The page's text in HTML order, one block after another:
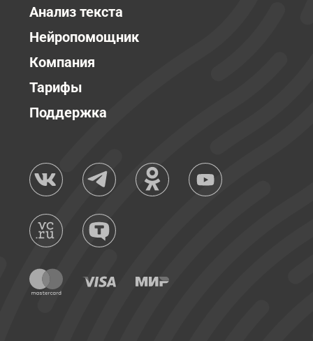
Анализ текста
Нейропомощник
Компания
Тарифы
Поддержка